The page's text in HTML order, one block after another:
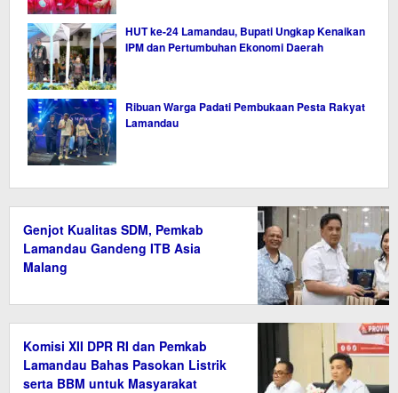
HUT ke-24 Lamandau, Bupati Ungkap Kenaikan
IPM dan Pertumbuhan Ekonomi Daerah
Ribuan Warga Padati Pembukaan Pesta Rakyat
Lamandau
Genjot Kualitas SDM, Pemkab
Lamandau Gandeng ITB Asia
Malang
Komisi XII DPR RI dan Pemkab
Lamandau Bahas Pasokan Listrik
serta BBM untuk Masyarakat